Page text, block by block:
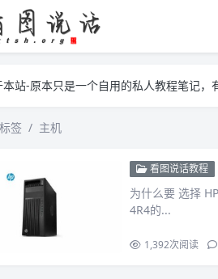
本站-原本只是一个自用的私人教程笔记
标签 主机
看图说话教程
为什么要 选择
4R4的...
1,392次阅读